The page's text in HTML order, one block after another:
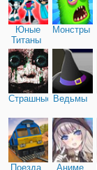
Юные
Титаны
Монстры
Страшные Ведьмы
Поезда Аниме